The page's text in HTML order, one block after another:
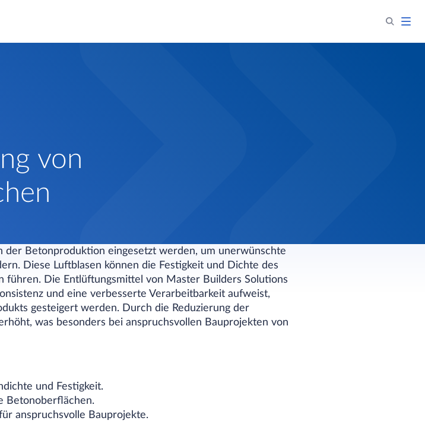
von
der Betonproduktion eingesetzt werden, um unerwünschte
Diese Luftblasen können die Festigkeit und Dichte des
Die Entlüftungsmittel von Master Builders Solutions
und eine verbesserte Verarbeitbarkeit aufweist,
gesteigert werden. Durch die Reduzierung der
was besonders bei anspruchsvollen Bauprojekten von
und Festigkeit.
Betonoberflächen.
anspruchsvolle Bauprojekte.